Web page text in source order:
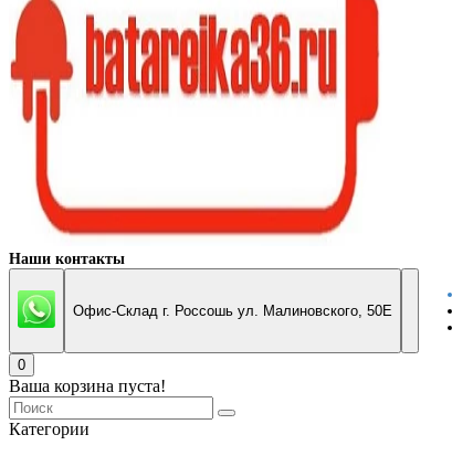
Наши контакты
Офис-Склад г. Россошь ул. Малиновского, 50Е
0
Ваша корзина пуста!
Категории